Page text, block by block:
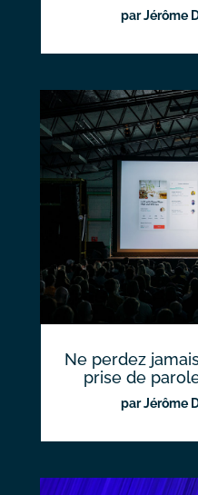
parJérôme
Ne perdez
prise de
parJérôme